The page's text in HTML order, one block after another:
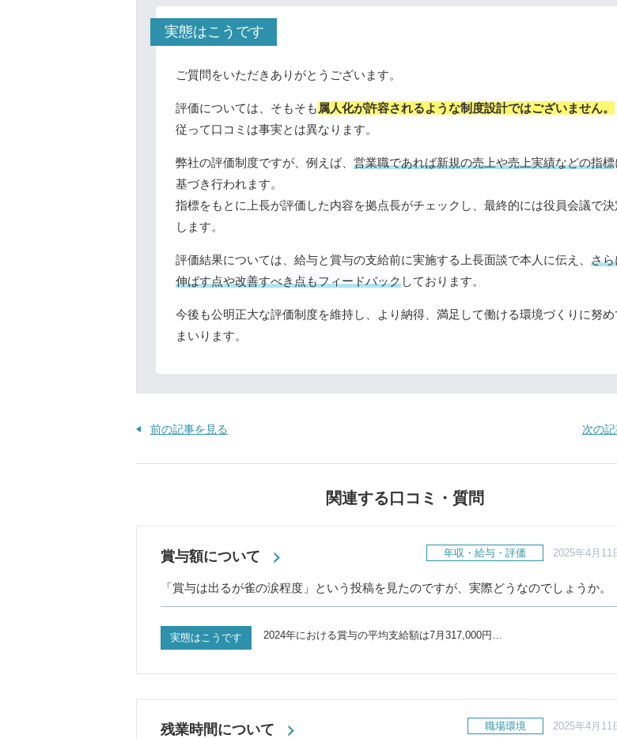
実態はこうです
ご質問をいただきありがとうございます。
評価については、そもそも 属人化が許容されるような制度設計ではございません。
従って口コミは事実とは異なります。
弊社の評価制度ですが、例えば、 営業職であれば新規の売上や売上実績などの指標
基づき行われます。
指標をもとに上長が評価した内容を拠点長がチェックし、最終的には役員会議で決
します。
評価結果については、給与と賞与の支給前に実施する上長面談で本人に伝え、 さら
伸ばす点や改善すべき点もフィードバックしております。
今後も公明正大な評価制度を維持し、より納得、満足して働ける環境づくりに努め
まいります。
前の記事を見る 次の
関連する口コミ・質問
賞与額について 年収・給与・評価 2025年4月
「賞与は出るが雀の涙程度」という投稿を見たのですが、実際どうなのでしょうか。
実態はこうです 2024年における賞与の平均支給額は7月317,000円…
残業時間について 職場環境 2025年4月11